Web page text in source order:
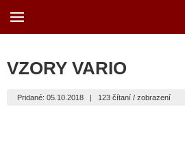
VZORY VARIO
Pridané: 05.10.2018 | 123 čítaní / zobrazení